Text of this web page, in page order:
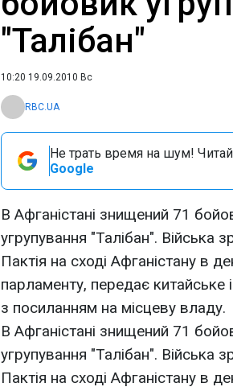
"Талібан"
10:20 19.09.2010 Вс
RBC.UA
Не трать время на шум! Читай
Google
В Афганістані знищений 71
угрупування "Талібан". Війська
Пактія на сході Афганістану в
парламенту, передає китайське
з посиланням на місцеву владу.
В Афганістані знищений 71
угрупування "Талібан". Війська
Пактія на сході Афганістану в